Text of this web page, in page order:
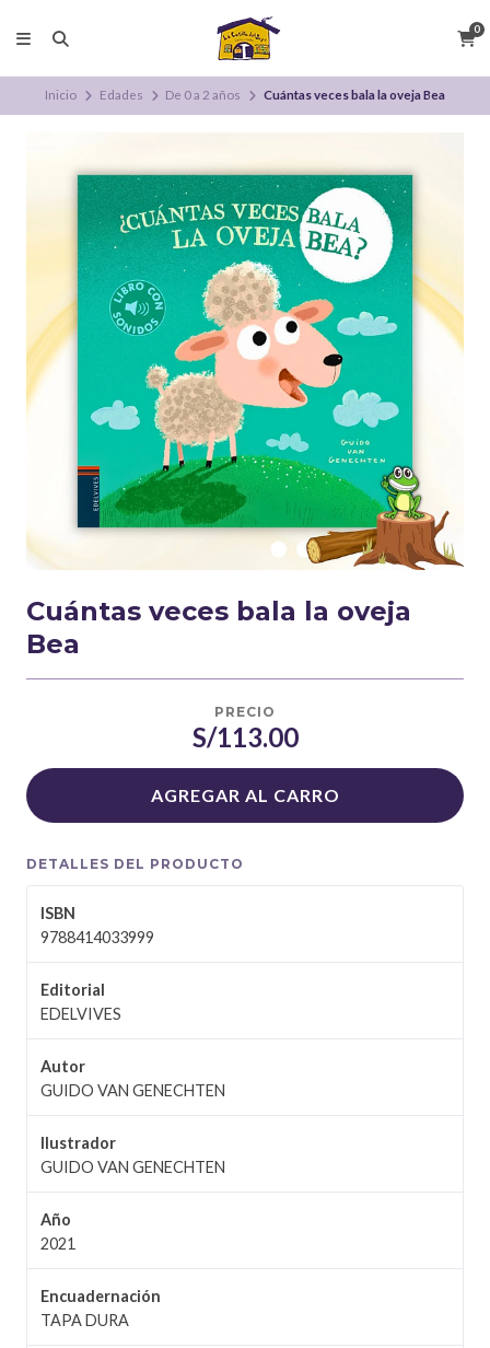
0
Inicio Edades De 0 a 2 años Cuántas veces bala la oveja Bea
Cuántas veces bala la oveja
Bea
PRECIO
S/113.00
AGREGAR AL CARRO
DETALLES DEL PRODUCTO
ISBN
9788414033999
Editorial
EDELVIVES
Autor
GUIDO VAN GENECHTEN
Ilustrador
GUIDO VAN GENECHTEN
Año
2021
Encuadernación
TAPA DURA